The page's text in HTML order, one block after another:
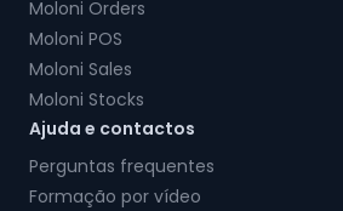
Moloni Orders
Moloni POS
Moloni Sales
Moloni Stocks
Ajuda e contactos
Perguntas frequentes
Formação por vídeo